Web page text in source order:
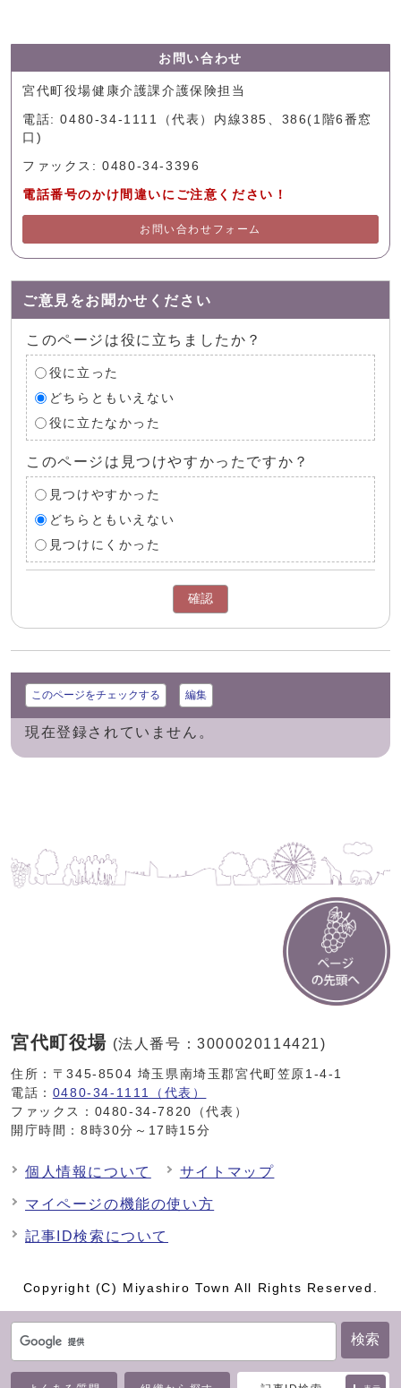
検索
お問い合わせ
宮代町役場健康介護課介護保険担当
電話: 0480-34-1111（代表）内線385、386(1階6番窓
口)
ファックス: 0480-34-3396
電話番号のかけ間違いにご注意ください！
お問い合わせフォーム
ご意見をお聞かせください
このページは役に立ちましたか？
役に立った
どちらともいえない
役に立たなかった
このページは見つけやすかったですか？
見つけやすかった
どちらともいえない
見つけにくかった
確認
このページをチェックする 編集
現在登録されていません。
宮代町役場 (法人番号：3000020114421)
住所：〒345-8504 埼玉県南埼玉郡宮代町笠原1-4-1
電話： 0480-34-1111（代表）
ファックス：0480-34-7820（代表）
開庁時間：8時30分～17時15分
個人情報について サイトマップ
マイページの機能の使い方
記事ID検索について
Copyright (C) Miyashiro Town All Rights Reserved.